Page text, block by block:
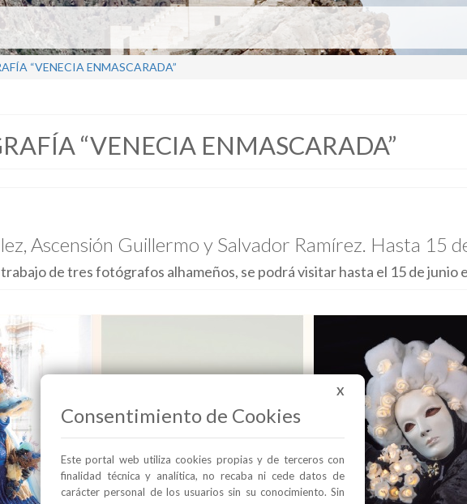
“VENECIA ENMASCARADA”
“VENECIA ENMASCARADA”
Ascensión Guillermo y Salvador Ramírez. Hasta 15
de tres fotógrafos alhameños, se podrá visitar hasta el 15 de junio
X
Consentimiento de Cookies
Este portal web utiliza cookies propias y de terceros con
finalidad técnica y analítica, no recaba ni cede datos de
carácter personal de los usuarios sin su conocimiento. Sin